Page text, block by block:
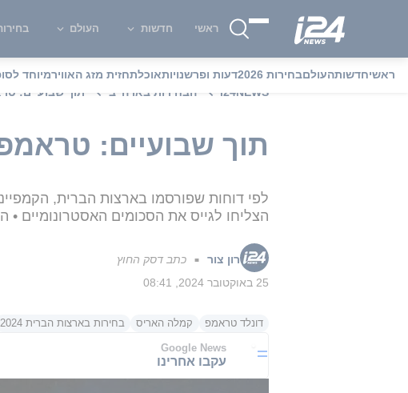
ראשי חדשות העולם בחירות
ראשיחדשותהעולםבחירות 2026 דעות ופרשנויותאוכלתחזית מזג האווירמיוחד
i24NEWS
הבחירות בארה"ב תוך שבועיים:
תוך שבועיים: טראמפ
לפי דוחות שפורסמו בארצות הברית,
הצליחו לגייס את הסכומים האסטרונומיים •
רון צור ■ כתב דסק החוץ
25 באוקטובר 2024, 08:41
דונלד טראמפ קמלה האריס בחירות בארצות הברית 2024
Google News
עקבו אחרינו